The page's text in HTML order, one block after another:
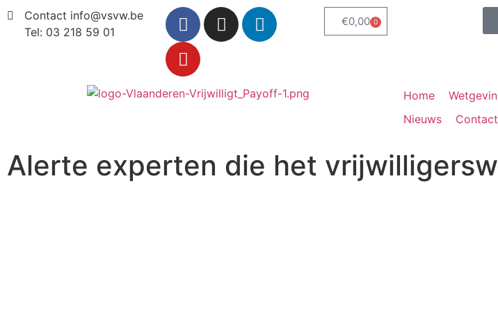
Contact info@vsvw.be
Tel: 03 218 59 01
€0,00 0
Home
Nieuws
Contact
Alerte experten die het